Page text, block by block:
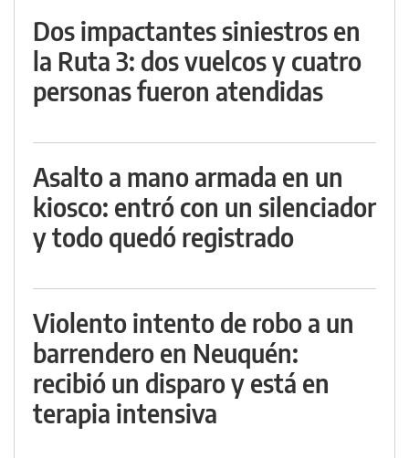
Dos impactantes siniestros en
la Ruta 3: dos vuelcos y cuatro
personas fueron atendidas
Asalto a mano armada en un
kiosco: entró con un silenciador
y todo quedó registrado
Violento intento de robo a un
barrendero en Neuquén:
recibió un disparo y está en
terapia intensiva